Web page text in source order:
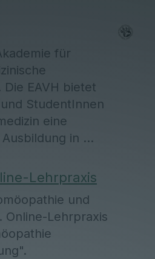
für
EAVH bietet
StudentInnen
eine
in ...
Lehrpraxis
und
Online-Lehrpraxis